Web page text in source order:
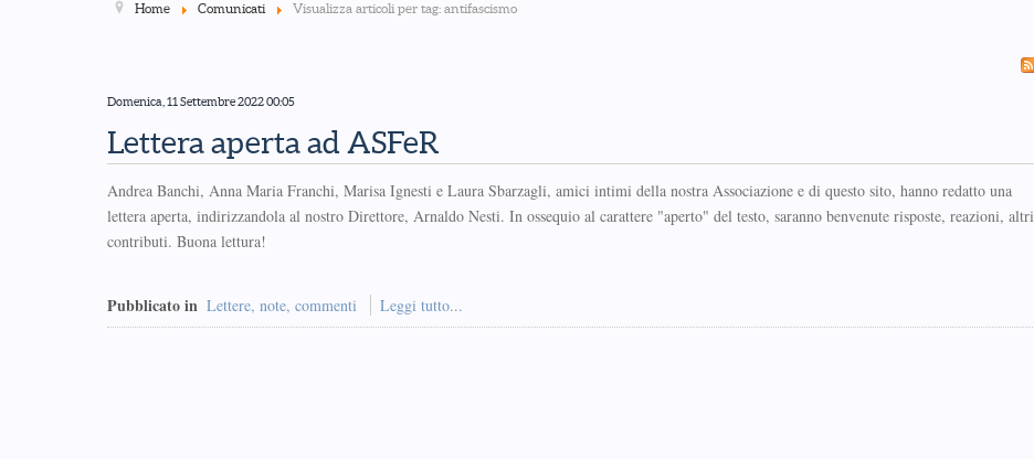
Home Comunicati Visualizza articoli per tag: antifascismo
Domenica, 11 Settembre 2022 00:05
Lettera aperta ad ASFeR
Andrea Banchi, Anna Maria Franchi, Marisa Ignesti e Laura Sbarzagli, amici intimi della nostra Associazione e di questo sito, hanno redatto una
lettera aperta, indirizzandola al nostro Direttore, Arnaldo Nesti. In ossequio al carattere "aperto" del testo, saranno benvenute risposte, reazioni, altri
contributi. Buona lettura!
Pubblicato in Lettere, note, commenti Leggi tutto...